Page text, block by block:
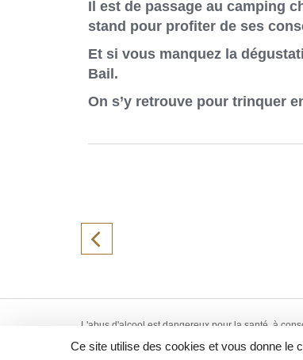
Il est de passage au camping
stand pour profiter de ses
Et si vous manquez la
Bail.
On s’y retrouve pour trinquer
L'abus d'alcool est dangereux pour la santé, à
2018 La Hallette aux Vins -Mentions Légales-
Ce site utilise des cookies et vous donne le